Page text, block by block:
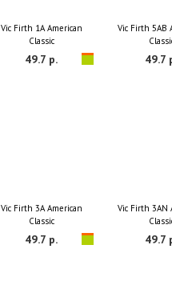
Vic Firth 1A American
Classic
49.7 р.
Vic Firth 5AB
49.7
Vic Firth 3A American
Classic
49.7 р.
Vic Firth 3AN
49.7